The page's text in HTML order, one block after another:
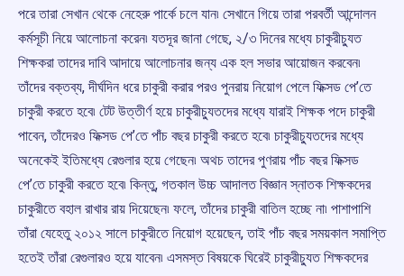
পরে তারা সেখান থেকে নেহেরু পার্কে চলে যান৷ সেখানে গিয়ে তারা পরবর্তী আন্দোলন
কর্মসূচী নিয়ে আলোচনা করেন৷ যতদূর জানা গেছে, ২/৩ দিনের মধ্যে চাকুরীচ্যুত
শিক্ষকরা তাদের দাবি আদায়ে আলোচনার জন্য এক হল সভার আয়োজন করবেন৷
তাঁদের বক্তব্য, দীর্ঘদিন ধরে চাকুরী করার পরও পুনরায় নিয়োগ পেলে ফিক্সড পে’তে
চাকুরী করতে হবে৷ টেট উত্তীর্ণ হয়ে চাকুরীচ্যুতদের মধ্যে যারাই শিক্ষক পদে চাকুরী
পাবেন, তাঁদেরও ফিক্সড পে’তে পাঁচ বছর চাকুরী করতে হবে৷ চাকুরীচ্যুতদের মধ্যে
অনেকেই ইতিমধ্যে রেগুলার হয়ে গেছেন৷ অথচ তাদের পুণরায় পাঁচ বছর ফিক্সড
পে’তে চাকুরী করতে হবে৷ কিন্তু, গতকাল উচ্চ আদালত বিজ্ঞান স্নাতক শিক্ষকদের
চাকুরীতে বহাল রাখার রায় দিয়েছেন৷ ফলে, তাঁদের চাকুরী বাতিল হচ্ছে না৷ পাশাপাশি
তাঁরা যেহেতু ২০১২ সালে চাকুরীতে নিয়োগ হয়েছেন, তাই পাঁচ বছর সময়কাল সমাপ্তি
হতেই তাঁরা রেগুলারও হয়ে যাবেন৷ এসমস্ত বিষয়কে ঘিরেই চাকুরীচ্যুত শিক্ষকদের